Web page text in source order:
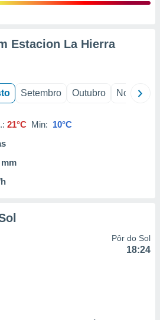
Estacion La Hierra
Setembro Outubro Novembro
21°C Min: 10°C
Pôr do Sol
18:24